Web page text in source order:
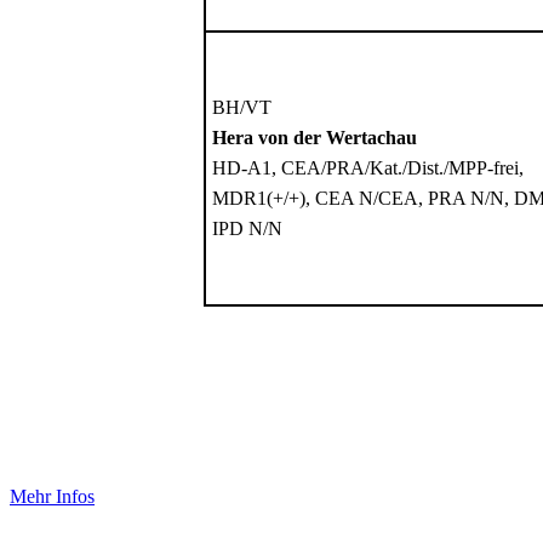
BH/VT
Hera von der Wertachau
HD-A1, CEA/PRA/Kat./Dist./MPP-frei,
MDR1(+/+), CEA N/CEA, PRA N/N,
IPD N/N
Mehr Infos